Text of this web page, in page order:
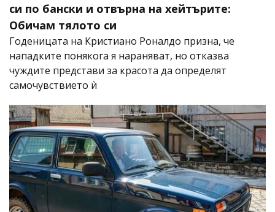
си по бански и отвърна на хейтърите:
Обичам тялото си
Годеницата на Кристиано Роналдо призна, че
нападките понякога я нараняват, но отказва
чуждите представи за красота да определят
самочувствието ѝ